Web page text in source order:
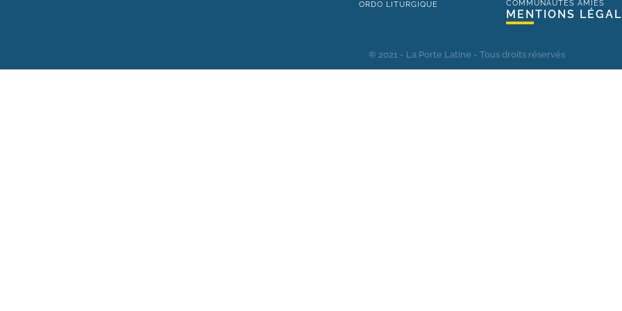
ORDO LITURGIQUE COMMUNAUTÉS AMIES
MENTIONS
© 2021 - La Porte Latine - Tous droits réservés